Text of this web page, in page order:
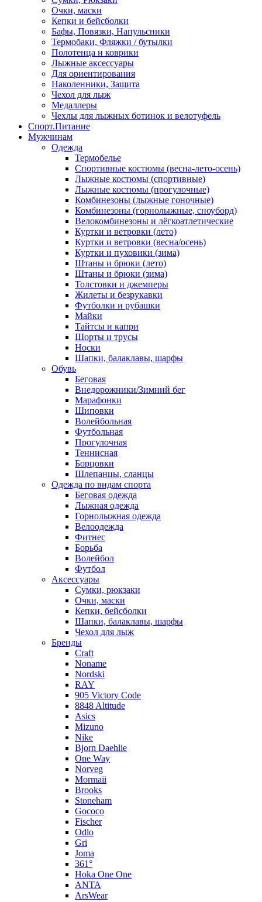
Очки, маски
Кепки и бейсболки
Бафы, Повязки, Напульсники
Термобаки, Фляжки / бутылки
Полотенца и коврики
Лыжные аксессуары
Для ориентирования
Наколенники, Защита
Чехол для лыж
Медаллеры
Чехлы для лыжных ботинок и велотуфель
Спорт.Питание
Мужчинам
Одежда
Термобелье
Спортивные костюмы (весна-лето-осень)
Лыжные костюмы (спортивные)
Лыжные костюмы (прогулочные)
Комбинезоны (лыжные гоночные)
Комбинезоны (горнолыжные, сноуборд)
Велокомбинезоны и лёгкоатлетические
Куртки и ветровки (лето)
Куртки и ветровки (весна/осень)
Куртки и пуховики (зима)
Штаны и брюки (лето)
Штаны и брюки (зима)
Толстовки и джемперы
Жилеты и безрукавки
Футболки и рубашки
Майки
Тайтсы и капри
Шорты и трусы
Носки
Шапки, балаклавы, шарфы
Обувь
Беговая
Внедорожники/Зимний бег
Марафонки
Шиповки
Волейбольная
Футбольная
Прогулочная
Теннисная
Борцовки
Шлепанцы, сланцы
Одежда по видам спорта
Беговая одежда
Лыжная одежда
Горнолыжная одежда
Велоодежда
Фитнес
Борьба
Волейбол
Футбол
Аксессуары
Сумки, рюкзаки
Очки, маски
Кепки, бейсболки
Шапки, балаклавы, шарфы
Чехол для лыж
Бренды
Craft
Noname
Nordski
RAY
905 Victory Code
8848 Altitude
Asics
Mizuno
Nike
Bjorn Daehlie
One Way
Norveg
Mormaii
Brooks
Stoneham
Gococo
Fischer
Odlo
Gri
Joma
361°
Hoka One One
ANTA
ArsWear